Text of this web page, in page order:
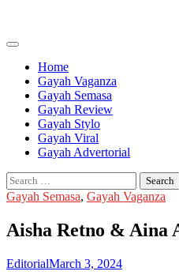
content
Home
Gayah Vaganza
Gayah Semasa
Gayah Review
Gayah Stylo
Gayah Viral
Gayah Advertorial
Search
for:
Gayah Semasa, Gayah Vaganza
Aisha Retno & Aina
EditorialMarch 3, 2024